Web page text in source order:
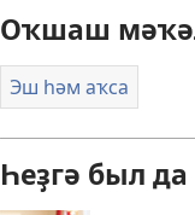
Оҡшаш
Эш һәм аҡса
Һеҙгә был